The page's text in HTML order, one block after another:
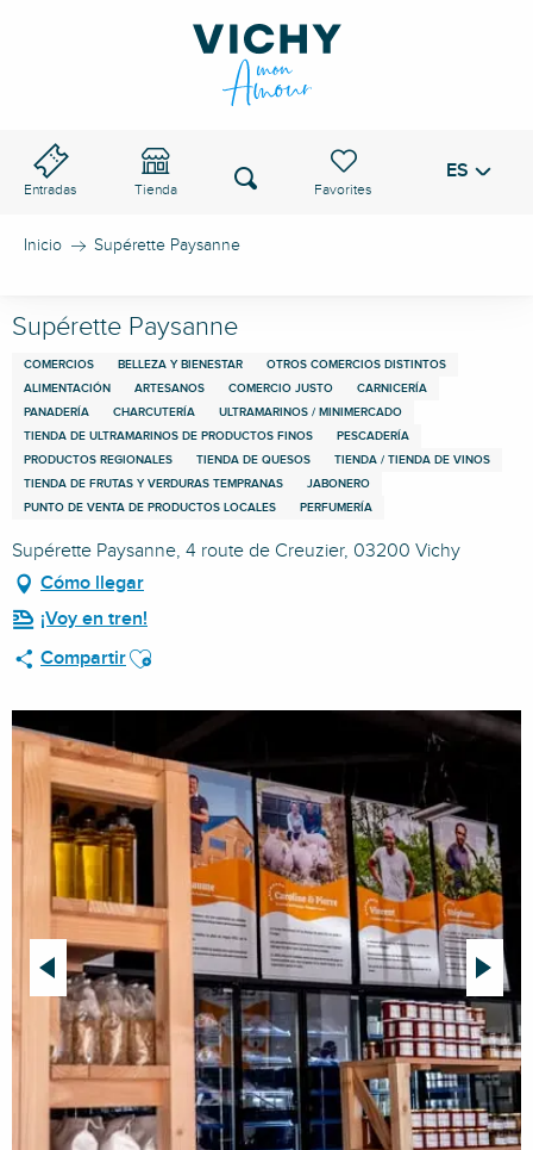
Entradas Tienda
Voir les favoris
Buscar ES
Inicio Supérette Paysanne
Supérette Paysanne
COMERCIOS BELLEZA Y BIENESTAR
OTROS COMERCIOS DISTINTOS
ALIMENTACIÓN
ARTESANOS COMERCIO JUSTO
CARNICERÍA
PANADERÍA
CHARCUTERÍA
ULTRAMARINOS / MINIMERCADO
TIENDA DE ULTRAMARINOS DE PRODUCTOS FINOS
PESCADERÍA
PRODUCTOS REGIONALES
TIENDA DE QUESOS
TIENDA / TIENDA DE VINOS
TIENDA DE FRUTAS Y VERDURAS TEMPRANAS
JABONERO
PUNTO DE VENTA DE PRODUCTOS LOCALES
PERFUMERÍA
Supérette Paysanne, 4 route de Creuzier, 03200 Vichy
Cómo llegar
¡Voy en tren!
CompartirAjouter aux favoris